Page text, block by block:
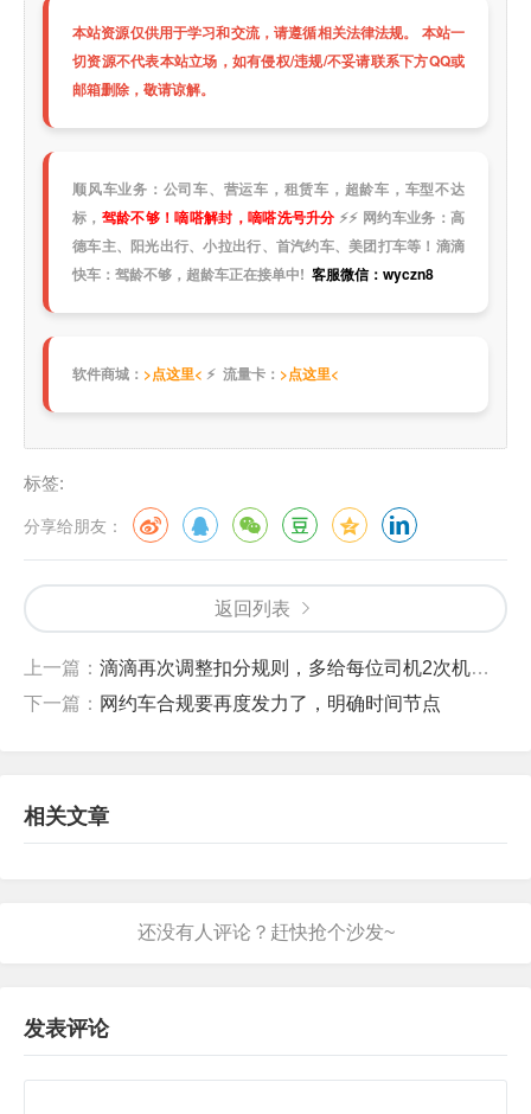
本站资源仅供用于学习和交流，请遵循相关法律法规。 本站一
切资源不代表本站立场，如有侵权/违规/不妥请联系下方QQ或
邮箱删除，敬请谅解。
顺风车业务：公司车、营运车，租赁车，超龄车，车型不达
标， 驾龄不够！嘀嗒解封，嘀嗒洗号升分 ⚡⚡ 网约车业务：高
德车主、阳光出行、小拉出行、首汽约车、美团打车等！滴滴
快车：驾龄不够，超龄车正在接单中! 客服微信：wyczn8
软件商城： >点这里< ⚡ 流量卡： >点这里<
标签:
分享给朋友：
返回列表
上一篇： 滴滴再次调整扣分规则，多给每位司机2次机会，不冤枉好司机
下一篇： 网约车合规要再度发力了，明确时间节点
相关文章
发表评论